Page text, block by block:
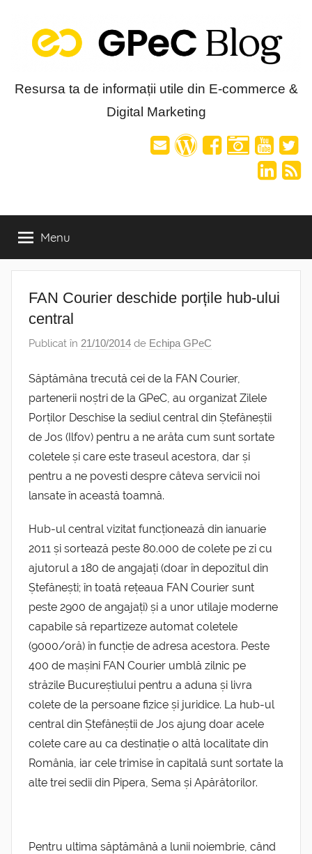
content
Blog-
Resursa ta de informații utile din E-commerce &
Digital Marketing
Menu
FAN Courier deschide porțile hub-ului
central
Publicat în 21/10/2014 de Echipa GPeC
Săptămâna trecută cei de la FAN Courier,
partenerii noștri de la GPeC, au organizat Zilele
Porților Deschise la sediul central din Ștefăneștii
de Jos (Ilfov) pentru a ne arăta cum sunt sortate
coletele și care este traseul acestora, dar și
pentru a ne povesti despre câteva servicii noi
lansate în această toamnă.
Hub-ul central vizitat funcționează din ianuarie
2011 și sortează peste 80.000 de colete pe zi cu
ajutorul a 180 de angajați (doar în depozitul din
Ștefănești; în toată rețeaua FAN Courier sunt
peste 2900 de angajați) și a unor utilaje moderne
capabile să repartizeze automat coletele
(9000/oră) în funcție de adresa acestora. Peste
400 de mașini FAN Courier umblă zilnic pe
străzile Bucureștiului pentru a aduna și livra
colete de la persoane fizice și juridice. La hub-ul
central din Ștefăneștii de Jos ajung doar acele
colete care au ca destinație o altă localitate din
România, iar cele trimise în capitală sunt sortate la
alte trei sedii din Pipera, Sema și Apărătorilor.
Pentru ultima săptămână a lunii noiembrie, când